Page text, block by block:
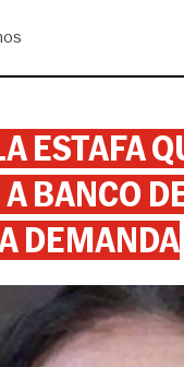
ESTAFA
BANCO
DEMANDA